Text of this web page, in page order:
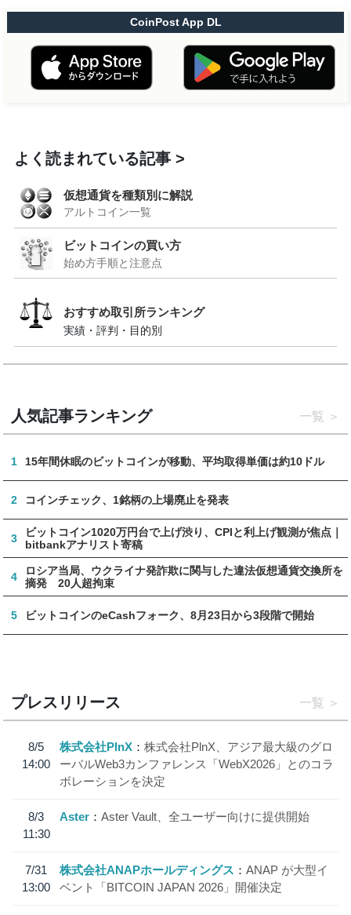
CoinPost App DL
よく読まれている記事
仮想通貨を種類別に解説
アルトコイン一覧
ビットコインの買い方
始め方手順と注意点
おすすめ取引所ランキング
実績・評判・目的別
人気記事ランキング 一覧
1 15年間休眠のビットコインが移動、平均取得単価は約10ドル
2 コインチェック、1銘柄の上場廃止を発表
3
ビットコイン1020万円台で上げ渋り、CPIと利上げ観測が焦点｜
bitbankアナリスト寄稿
4
ロシア当局、ウクライナ発詐欺に関与した違法仮想通貨交換所を
摘発 20人超拘束
5 ビットコインのeCashフォーク、8月23日から3段階で開始
プレスリリース 一覧
8/5
14:00
株式会社PlnX
株式会社PlnX、アジア最大級のグロ
ーバルWeb3カンファレンス「WebX2026」とのコラ
ボレーションを決定
8/3
11:30
Aster Aster Vault、全ユーザー向けに提供開始
7/31
13:00
株式会社ANAPホールディングス
ANAP が大型イ
ベント「BITCOIN JAPAN 2026」開催決定